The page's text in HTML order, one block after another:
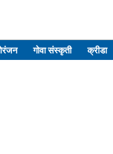
गोवा संस्कृती क्रीडा